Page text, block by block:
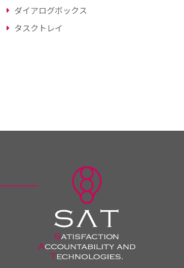
ダイアログボックス
タスクトレイ